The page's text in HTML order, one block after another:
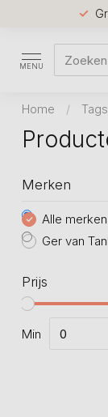
MENU
Home / Tags
Merken
Alle merken
Ger van
Prijs
Min